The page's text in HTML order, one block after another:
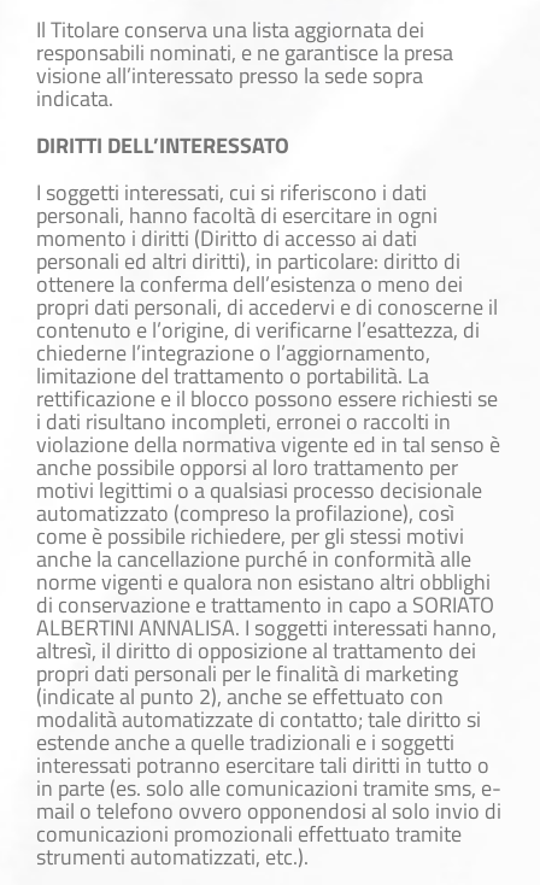
Il Titolare conserva una lista aggiornata dei
responsabili nominati, e ne garantisce la presa
visione all’interessato presso la sede sopra
indicata.
DIRITTI DELL’INTERESSATO
I soggetti interessati, cui si riferiscono i dati
personali, hanno facoltà di esercitare in ogni
momento i diritti (Diritto di accesso ai dati
personali ed altri diritti), in particolare: diritto di
ottenere la conferma dell’esistenza o meno dei
propri dati personali, di accedervi e di conoscerne il
contenuto e l’origine, di verificarne l’esattezza, di
chiederne l’integrazione o l’aggiornamento,
limitazione del trattamento o portabilità. La
rettificazione e il blocco possono essere richiesti se
i dati risultano incompleti, erronei o raccolti in
violazione della normativa vigente ed in tal senso è
anche possibile opporsi al loro trattamento per
motivi legittimi o a qualsiasi processo decisionale
automatizzato (compreso la profilazione), così
come è possibile richiedere, per gli stessi motivi
anche la cancellazione purché in conformità alle
norme vigenti e qualora non esistano altri obblighi
di conservazione e trattamento in capo a SORIATO
ALBERTINI ANNALISA. I soggetti interessati hanno,
altresì, il diritto di opposizione al trattamento dei
propri dati personali per le finalità di marketing
(indicate al punto 2), anche se effettuato con
modalità automatizzate di contatto; tale diritto si
estende anche a quelle tradizionali e i soggetti
interessati potranno esercitare tali diritti in tutto o
in parte (es. solo alle comunicazioni tramite sms, e-
mail o telefono ovvero opponendosi al solo invio di
comunicazioni promozionali effettuato tramite
strumenti automatizzati, etc.).